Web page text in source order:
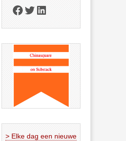
Facebook
Twitter
LinkedIn
> Elke dag een nieuwe